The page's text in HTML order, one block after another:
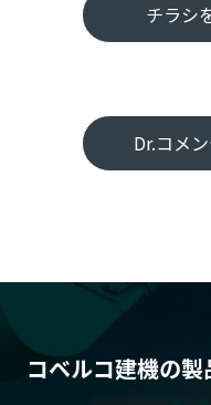
チラシ
Dr.コメ
コベルコ建機の